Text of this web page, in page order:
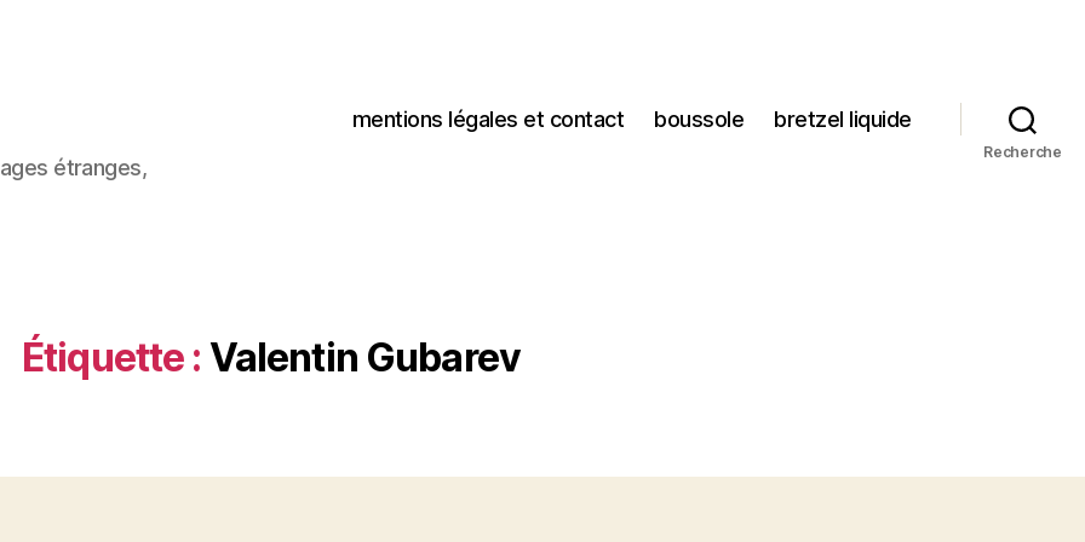
étranges,
mentions légales et contact boussole bretzel liquide
Recherche
Étiquette : Valentin Gubarev